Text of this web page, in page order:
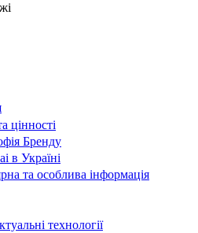
цінності
Бренду
в Україні
та особлива інформація
технології